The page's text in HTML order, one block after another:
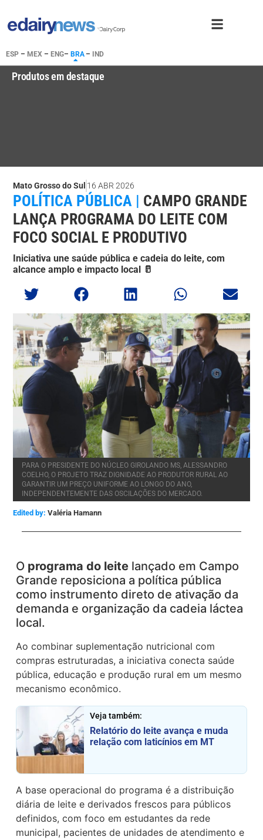
ESP – MEX – ENG– BRA– IND
Produtos em destaque
Mato Grosso do Sul 16 ABR 2026
POLÍTICA PÚBLICA | CAMPO GRANDE
LANÇA PROGRAMA DO LEITE COM
FOCO SOCIAL E PRODUTIVO
Iniciativa une saúde pública e cadeia do leite, com
alcance amplo e impacto local 🥛
PARA O PRESIDENTE DO NÚCLEO GIROLANDO MS, ALESSANDRO
COELHO, O PROJETO TRAZ DIGNIDADE AO PRODUTOR RURAL AO
GARANTIR UM PREÇO UNIFORME AO LONGO DO ANO,
INDEPENDENTEMENTE DAS OSCILAÇÕES DO MERCADO.
Edited by: Valéria Hamann
O programa do leite lançado em Campo
Grande reposiciona a política pública
como instrumento direto de ativação da
demanda e organização da cadeia láctea
local.
Ao combinar suplementação nutricional com
compras estruturadas, a iniciativa conecta saúde
pública, educação e produção rural em um mesmo
mecanismo econômico.
Veja também:
Relatório do leite avança e muda
relação com laticínios em MT
A base operacional do programa é a distribuição
diária de leite e derivados frescos para públicos
definidos, com foco em estudantes da rede
municipal, pacientes de unidades de atendimento e